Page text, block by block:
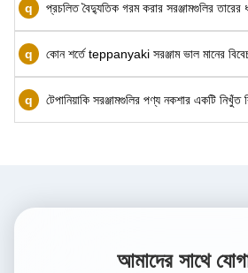
q প্রচলিত বৈদ্যুতিক গরম করার সরঞ্জামগুলির তারের
q কোন শর্তে teppanyaki সরঞ্জাম ভাল মানের
q টেপানিয়াকি সরঞ্জামগুলির পণ্য নকশার একটি নিখুঁত
আমাদের সাথে